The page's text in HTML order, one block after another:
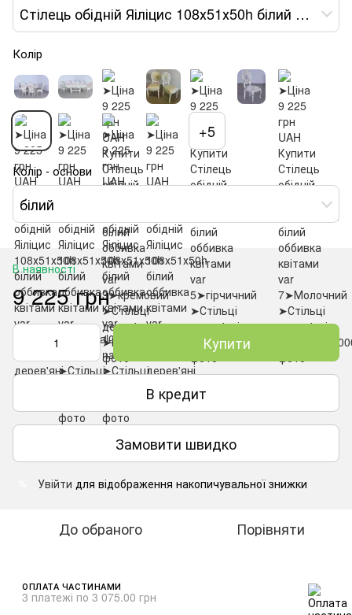
Стілець обідній Яіліцис 108х51х50h білий оббивка квітами var 8
Колір
+5
Колір - основи
білий
В наявності
9 225 грн
Купити
В кредит
Замовити швидко
Увійти для відображення накопичувальної знижки
До обраного Порівняти
ОПЛАТА ЧАСТИНАМИ
3 платежі по 3 075.00 грн